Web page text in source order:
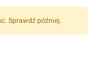
Sprawdź później.